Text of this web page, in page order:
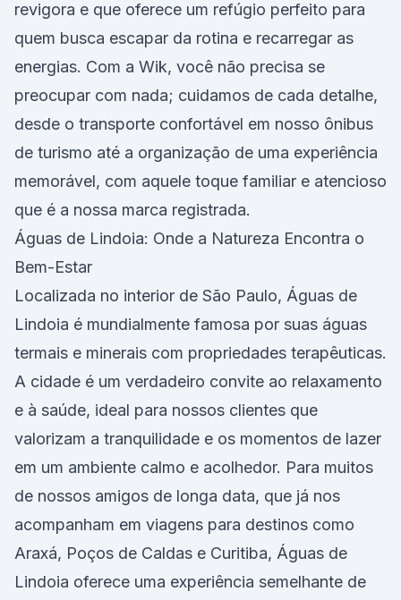
revigora e que oferece um refúgio perfeito para
quem busca escapar da rotina e recarregar as
energias. Com a Wik, você não precisa se
preocupar com nada; cuidamos de cada detalhe,
desde o transporte confortável em nosso ônibus
de turismo até a organização de uma experiência
memorável, com aquele toque familiar e atencioso
que é a nossa marca registrada.
Águas de Lindoia: Onde a Natureza Encontra o
Bem-Estar
Localizada no interior de São Paulo, Águas de
Lindoia é mundialmente famosa por suas águas
termais e minerais com propriedades terapêuticas.
A cidade é um verdadeiro convite ao relaxamento
e à saúde, ideal para nossos clientes que
valorizam a tranquilidade e os momentos de lazer
em um ambiente calmo e acolhedor. Para muitos
de nossos amigos de longa data, que já nos
acompanham em viagens para destinos como
Araxá, Poços de Caldas e Curitiba, Águas de
Lindoia oferece uma experiência semelhante de